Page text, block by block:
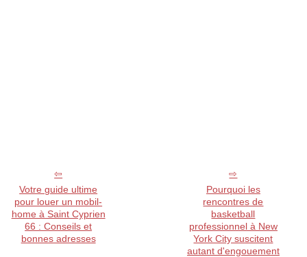
Votre guide ultime
pour louer un mobil-
home à Saint Cyprien
66 : Conseils et
bonnes adresses
Pourquoi les
rencontres de
basketball
professionnel à New
York City suscitent
autant d'engouement